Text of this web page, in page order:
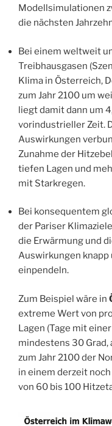
Modellsimulationen
die nächsten
Bei einem weltweit
Treibhausgasen
Klima in Österreich,
zum Jahr 2100 um
liegt damit dann um
vorindustrieller Zeit.
Auswirkungen
Zunahme der
tiefen Lagen und
mit Starkregen.
Bei konsequentem
der Pariser
die Erwärmung und
Auswirkungen knapp
einpendeln.
Zum Beispiel wäre in
extreme Wert von
Lagen (Tage mit
mindestens 30 Grad,
zum Jahr 2100 der
in einem derzeit
von 60 bis 100